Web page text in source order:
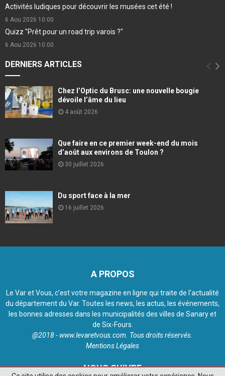
Activités ludiques pour découvrir les musées cet été !
6 Aou 2026 10:00
Quizz "Prêt pour un road trip varois ?"
6 Aou 2026 10:00
DERNIERS ARTICLES
Chez l’Optic du Brusc: une nouvelle bougie
dévoile l’âme du lieu
4 août 2026
Que faire en ce premier week-end du mois
d’août aux environs de Toulon ?
30 juillet 2026
Du sport face à la mer
16 juillet 2026
A PROPOS
Le Var et Vous, c'est votre magazine en ligne qui traite de l'actualité
du département du Var. Toutes les news, les actus, les événements,
les bonnes adresses dans les municipalités des villes de Sanary et
de Six-Fours.
@2018 - www.levaretvous.com. Tous droits réservés.
Mentions Légales
NOUS SUIVRE